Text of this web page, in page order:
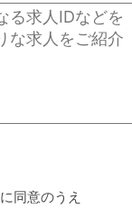
に同意のうえ